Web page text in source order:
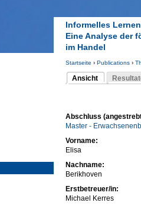
Informelles
Eine Analyse der
im Handel
Sie sind hier
Startseite › Publications›
Ansicht
(aktiver Reiter)
Abschluss
Master -
Vorname:
Elisa
Nachname:
Berikhoven
Erstbetreuer/in:
Michael Kerres